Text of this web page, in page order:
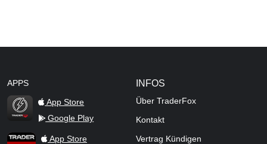
APPS
TraderFox Flash
App Store
Google Play
TraderFox AppApp Store
INFOS
Über TraderFox
Kontakt
Vertrag Kündigen